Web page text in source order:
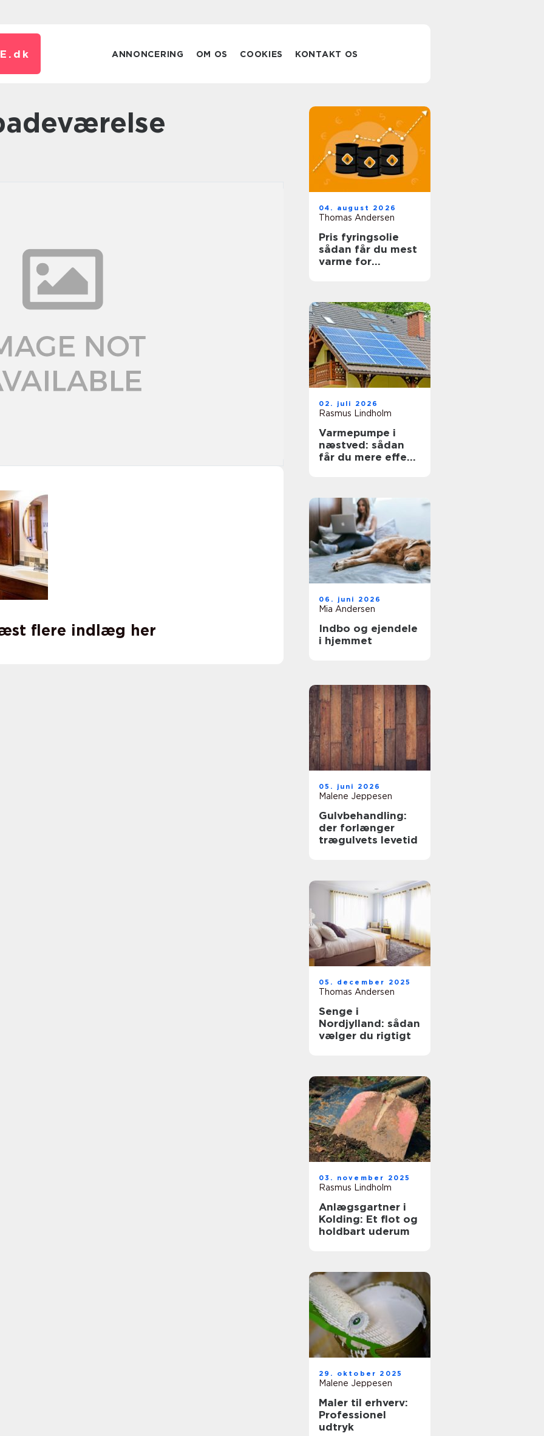
dk ANNONCERING OM OS COOKIES KONTAKT OS
flere indlæg her
04. august 2026
Thomas Andersen
Pris fyringsolie
sådan får du mest
varme for
02. juli 2026
Rasmus Lindholm
Varmepumpe i
næstved: sådan
får du mere effekt
06. juni 2026
Mia Andersen
Indbo og ejendele
i hjemmet
05. juni 2026
Malene Jeppesen
Gulvbehandling:
der forlænger
trægulvets levetid
05. december 2025
Thomas Andersen
Senge i
Nordjylland: sådan
vælger du rigtigt
03. november 2025
Rasmus Lindholm
Anlægsgartner i
Kolding: Et flot og
holdbart uderum
29. oktober 2025
Malene Jeppesen
Maler til erhverv:
Professionel
udtryk